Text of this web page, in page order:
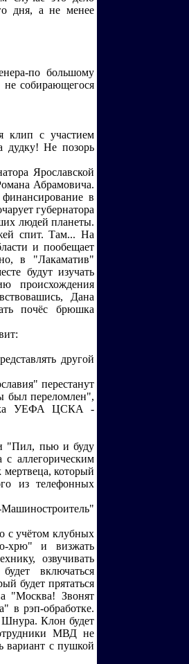
дня, а не менее
по большому
собирающегося
клип с участием
дудку! Не позорь
Ярославской
Абрамовича.
в
губернатора
людей планеты.
спит. Там... На
и пообещает
в "Лакаматив"
будут изучать
происхождения
Дана
почёс брюшка
другой
перестанут
был переломлен",
УЕФА ЦСКА -
"Пил, пью и буду
с аллегорическим
мертвеца, который
из телефонных
с учётом клубных
хрю" и визжать
озвучивать
включаться
будет прятаться
"Москва! Звонят
в рэп-обработке.
Шнура. Клон будет
МВД не
вариант с пушкой